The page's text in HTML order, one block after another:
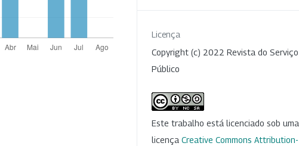
Licença
Copyright (c) 2022 Revista do Serviço
Público
Este trabalho está licenciado sob uma
licença Creative Commons Attribution-